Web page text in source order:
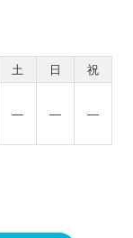
土 日
祝
― ― ―